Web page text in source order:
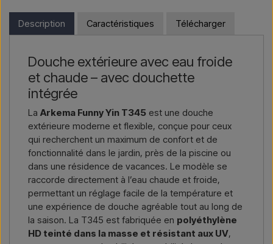
Vous souhaitez un
plus importante, contactez-nous – réponse rapide.
commander directement sur le webshop. En revanche, vous
pouvez nous contacter et recevoir un prix avec la livraison et,
Il vous suffit d’indiquer l’article qui vous intéresse (référence ou
lien vers l’article) ainsi que les adresses de facturation et de
livraison, et vous recevrez une offre.
Nous écrire → Nous appeler →
Description Caractéristiques Télécharger
Douche extérieure avec eau froide
et chaude – avec douchette
intégrée
La Arkema Funny Yin T345 est une douche
extérieure moderne et flexible, conçue pour ceux
qui recherchent un maximum de confort et de
fonctionnalité dans le jardin, près de la piscine ou
dans une résidence de vacances. Le modèle se
raccorde directement à l’eau chaude et froide,
permettant un réglage facile de la température et
une expérience de douche agréable tout au long de
la saison. La T345 est fabriquée en polyéthylène
HD teinté dans la masse et résistant aux UV,